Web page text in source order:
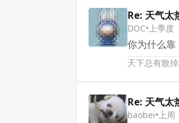
Re: 天气太
DOC•上季度
你为什么靠
天下总有散
Re: 天气太
baobei•上周